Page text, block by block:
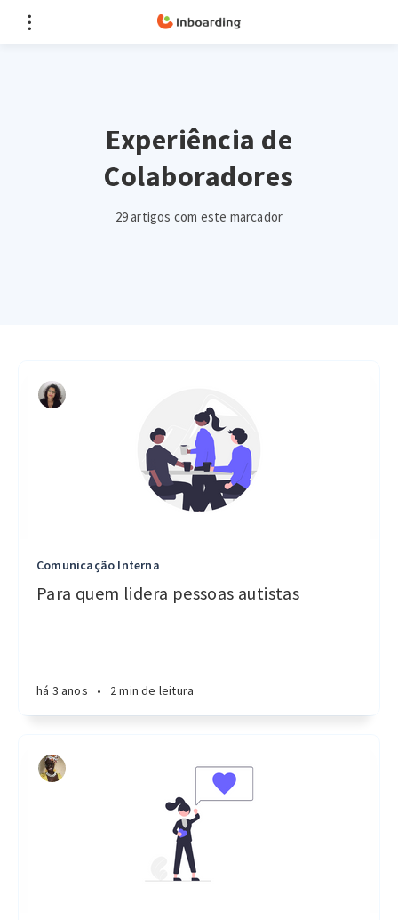
Experiência de
Colaboradores
29 artigos com este marcador
Comunicação Interna
Para quem lidera pessoas autistas
há 3 anos • 2 min de leitura